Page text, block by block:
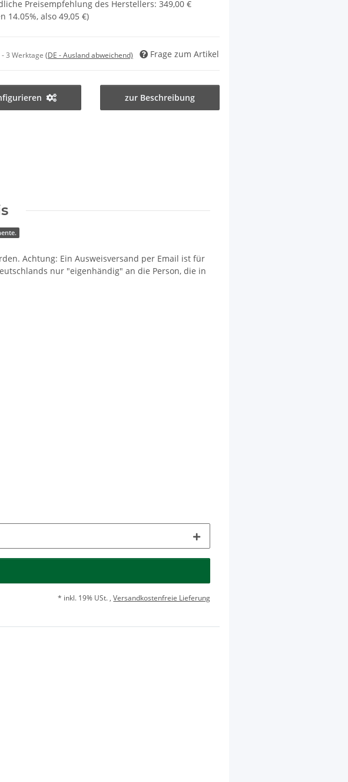
Preisempfehlung des Herstellers: 349,00 €
14.05%, also 49,05 €)
- 3 Werktage (DE - Ausland abweichend) Frage zum Artikel
zur Beschreibung
Achtung: Ein Ausweisversand per Email ist für
nur "eigenhändig" an die Person, die in
* inkl. 19% USt. ,Versandkostenfreie Lieferung